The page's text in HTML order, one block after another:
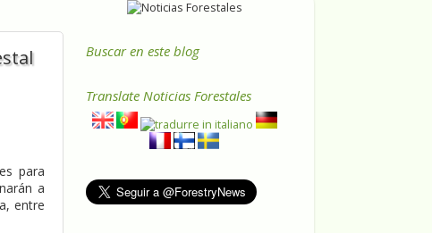
para
a
entre
Buscar en este blog
Translate Noticias Forestales